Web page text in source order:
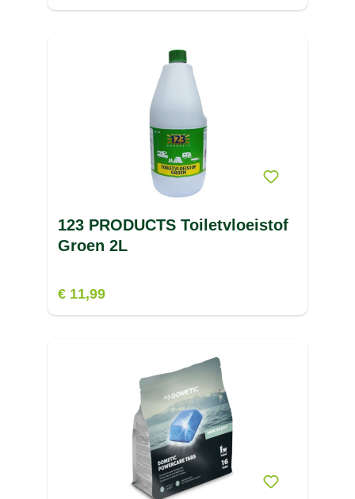
123 PRODUCTS Toiletvloeistof
Groen 2L
€ 11,99